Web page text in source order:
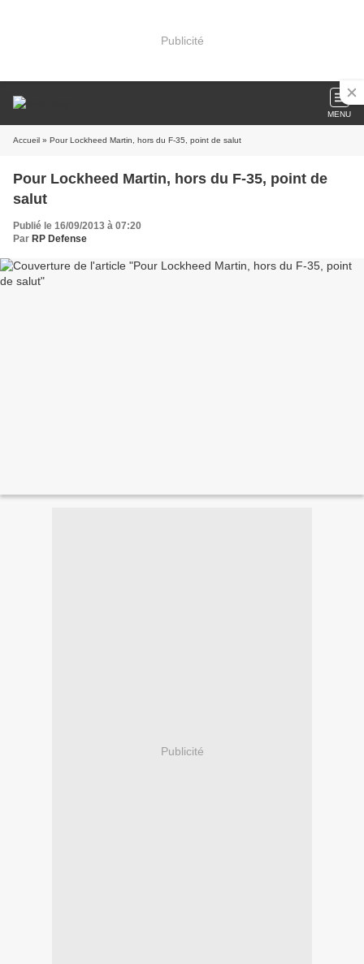
Publicité
MENU
Accueil » Pour Lockheed Martin, hors du F-35, point de salut
Pour Lockheed Martin, hors du F-35, point de
salut
Publié le 16/09/2013 à 07:20
Par RP Defense
Publicité